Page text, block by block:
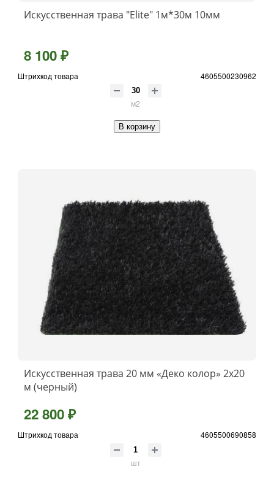
Искусственная трава "Elite" 1м*30м 10мм
8 100 ₽
Штрихкод товара 4605500230962
м2
В корзину
Искусственная трава 20 мм «Деко колор» 2х20
м (черный)
22 800 ₽
Штрихкод товара 4605500690858
шт